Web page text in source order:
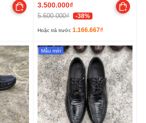
3.500.000₫
5.600.000₫ -38%
Hoặc trả trước 1.166.667₫
Mẫu mới